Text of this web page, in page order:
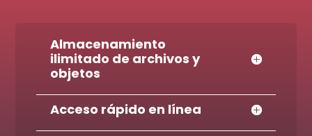
Almacenamiento
ilimitado de archivos y
objetos
Acceso rápido en línea